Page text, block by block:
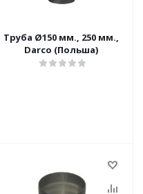
Труба Ø150 мм., 250 мм.,
Darco (Польша)